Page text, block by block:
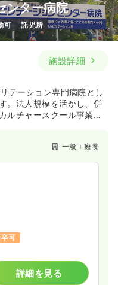
詳細を見る
ンター病院
可 託児所
施設詳細
テーション専門病院とし
。法人規模を活かし、併
ルチャースクール事業
一般＋療養
可
詳細を見る